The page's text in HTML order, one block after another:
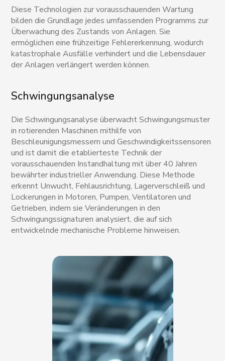
Diese Technologien zur vorausschauenden Wartung
bilden die Grundlage jedes umfassenden Programms zur
Überwachung des Zustands von Anlagen. Sie
ermöglichen eine frühzeitige Fehlererkennung, wodurch
katastrophale Ausfälle verhindert und die Lebensdauer
der Anlagen verlängert werden können.
Schwingungsanalyse
Die Schwingungsanalyse überwacht Schwingungsmuster
in rotierenden Maschinen mithilfe von
Beschleunigungsmessern und Geschwindigkeitssensoren
und ist damit die etablierteste Technik der
vorausschauenden Instandhaltung mit über 40 Jahren
bewährter industrieller Anwendung. Diese Methode
erkennt Unwucht, Fehlausrichtung, Lagerverschleiß und
Lockerungen in Motoren, Pumpen, Ventilatoren und
Getrieben, indem sie Veränderungen in den
Schwingungssignaturen analysiert, die auf sich
entwickelnde mechanische Probleme hinweisen.